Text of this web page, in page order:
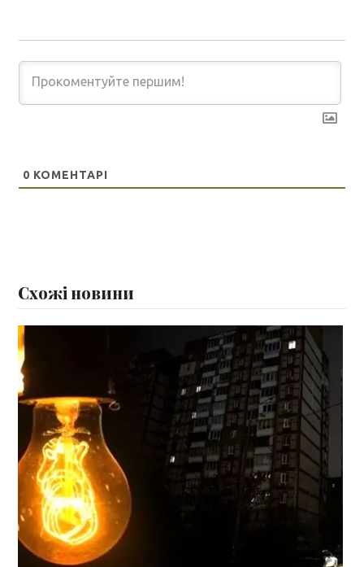
0 КОМЕНТАРІ
Схожі новини